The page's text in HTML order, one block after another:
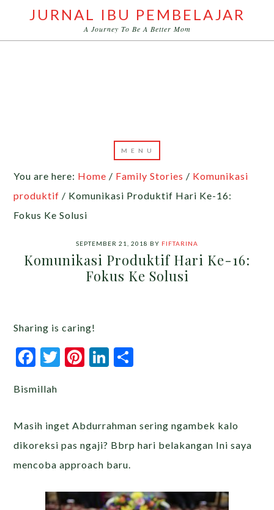
JURNAL IBU PEMBELAJAR
A Journey To Be A Better Mom
You are here: Home / Family Stories / Komunikasi
produktif / Komunikasi Produktif Hari Ke-16:
Fokus Ke Solusi
SEPTEMBER 21, 2018 BY FIFTARINA
Komunikasi Produktif Hari Ke-16:
Fokus Ke Solusi
Sharing is caring!
Facebook
Twitter
Pinterest
LinkedIn
Bismillah
Masih inget Abdurrahman sering ngambek kalo
dikoreksi pas ngaji? Bbrp hari belakangan Ini saya
mencoba approach baru.